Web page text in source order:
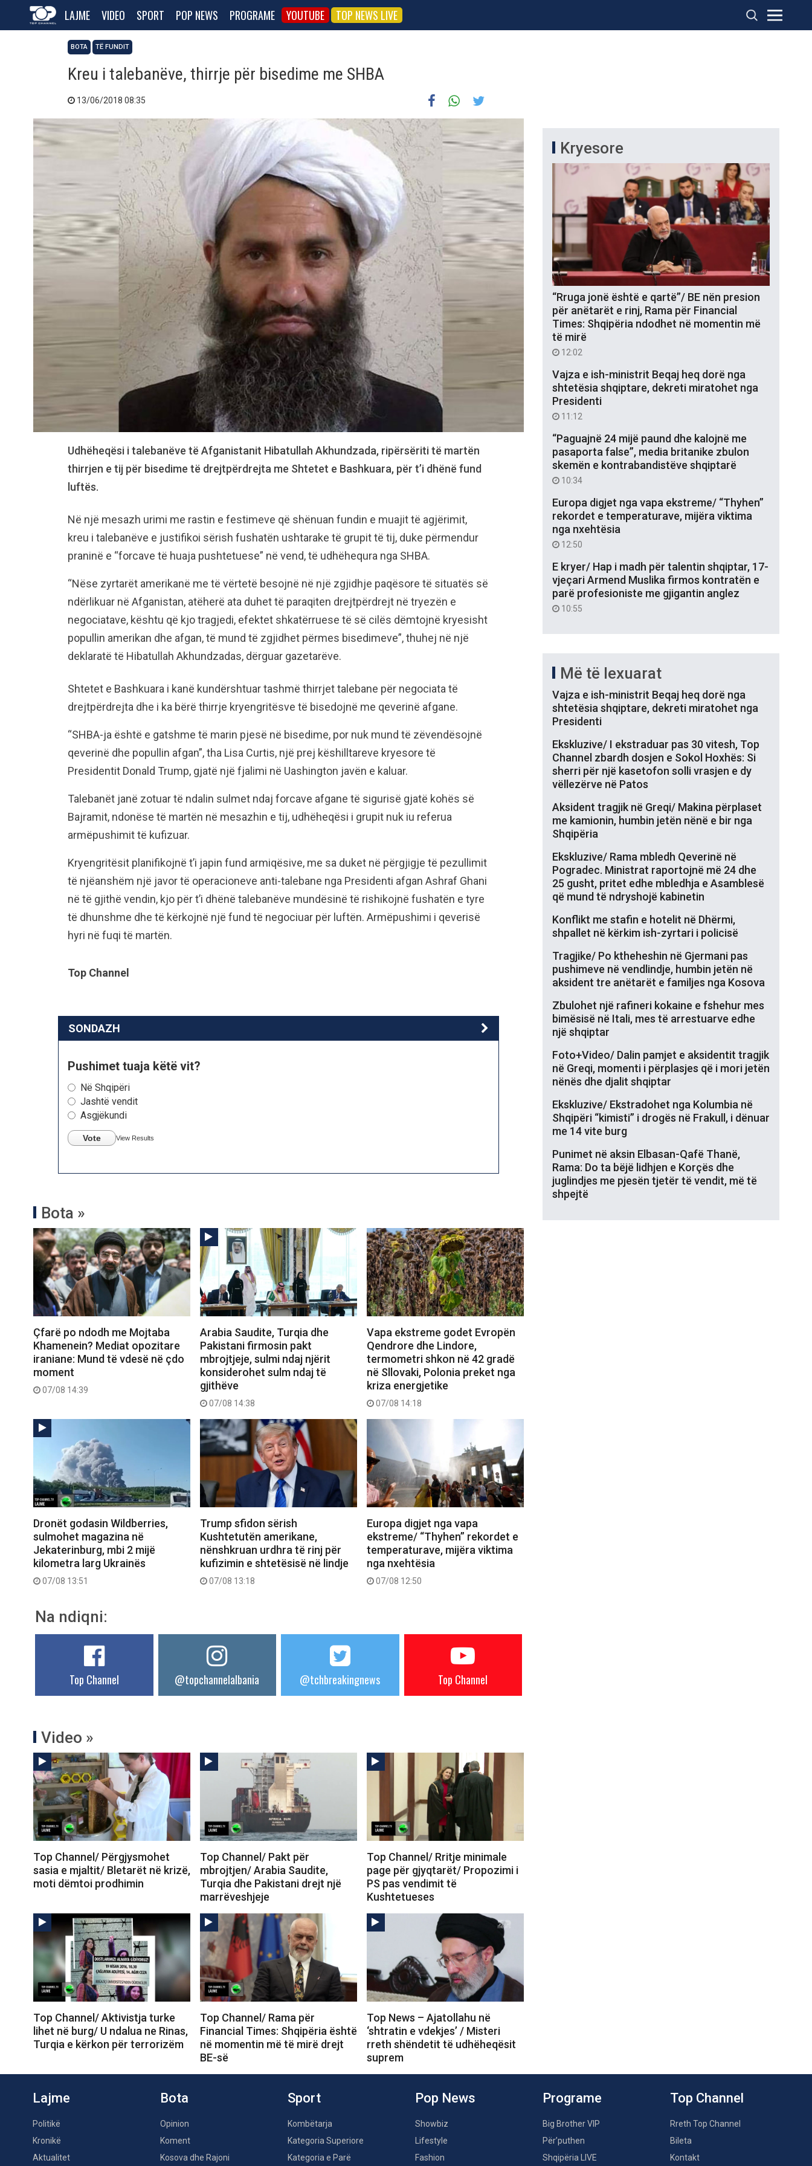
LAJME VIDEO SPORT POP NEWS PROGRAME YOUTUBE TOP NEWS LIVE
BOTA TË FUNDIT
Kreu i talebanëve, thirrje për bisedime me SHBA
13/06/2018 08:35
Udhëheqësi i talebanëve të Afganistanit Hibatullah Akhundzada, ripërsëriti të martën
thirrjen e tij për bisedime të drejtpërdrejta me Shtetet e Bashkuara, për t’i dhënë fund
luftës.
Në një mesazh urimi me rastin e festimeve që shënuan fundin e muajit të agjërimit,
kreu i talebanëve e justifikoi sërish fushatën ushtarake të grupit të tij, duke përmendur
praninë e “forcave të huaja pushtetuese” në vend, të udhëhequra nga SHBA.
“Nëse zyrtarët amerikanë me të vërtetë besojnë në një zgjidhje paqësore të situatës së
ndërlikuar në Afganistan, atëherë ata duhet të paraqiten drejtpërdrejt në tryezën e
negociatave, kështu që kjo tragjedi, efektet shkatërruese të së cilës dëmtojnë kryesisht
popullin amerikan dhe afgan, të mund të zgjidhet përmes bisedimeve”, thuhej në një
deklaratë të Hibatullah Akhundzadas, dërguar gazetarëve.
Shtetet e Bashkuara i kanë kundërshtuar tashmë thirrjet talebane për negociata të
drejtpërdrejta dhe i ka bërë thirrje kryengritësve të bisedojnë me qeverinë afgane.
“SHBA-ja është e gatshme të marin pjesë në bisedime, por nuk mund të zëvendësojnë
qeverinë dhe popullin afgan”, tha Lisa Curtis, një prej këshilltareve kryesore të
Presidentit Donald Trump, gjatë një fjalimi në Uashington javën e kaluar.
Talebanët janë zotuar të ndalin sulmet ndaj forcave afgane të sigurisë gjatë kohës së
Bajramit, ndonëse të martën në mesazhin e tij, udhëheqësi i grupit nuk iu referua
armëpushimit të kufizuar.
Kryengritësit planifikojnë t’i japin fund armiqësive, me sa duket në përgjigje të pezullimit
të njëanshëm një javor të operacioneve anti-talebane nga Presidenti afgan Ashraf Ghani
në të gjithë vendin, kjo për t’i dhënë talebanëve mundësinë të rishikojnë fushatën e tyre
të dhunshme dhe të kërkojnë një fund të negociuar për luftën. Armëpushimi i qeverisë
hyri në fuqi të martën.
Top Channel
SONDAZH
Pushimet tuaja këtë vit?
Në Shqipëri
Jashtë vendit
Asgjëkundi
Vote View Results
Bota »
Çfarë po ndodh me Mojtaba
Khamenein? Mediat opozitare
iraniane: Mund të vdesë në çdo
moment
07/08 14:39
Arabia Saudite, Turqia dhe
Pakistani firmosin pakt
mbrojtjeje, sulmi ndaj njërit
konsiderohet sulm ndaj të
gjithëve
07/08 14:38
Vapa ekstreme godet Evropën
Qendrore dhe Lindore,
termometri shkon në 42 gradë
në Sllovaki, Polonia preket nga
kriza energjetike
07/08 14:18
Dronët godasin Wildberries,
sulmohet magazina në
Jekaterinburg, mbi 2 mijë
kilometra larg Ukrainës
07/08 13:51
Trump sfidon sërish
Kushtetutën amerikane,
nënshkruan urdhra të rinj për
kufizimin e shtetësisë në lindje
07/08 13:18
Europa digjet nga vapa
ekstreme/ “Thyhen” rekordet e
temperaturave, mijëra viktima
nga nxehtësia
07/08 12:50
Na ndiqni:
Top Channel @topchannelalbania @tchbreakingnews Top Channel
Video »
Top Channel/ Përgjysmohet
sasia e mjaltit/ Bletarët në krizë,
moti dëmtoi prodhimin
Top Channel/ Pakt për
mbrojtjen/ Arabia Saudite,
Turqia dhe Pakistani drejt një
marrëveshjeje
Top Channel/ Rritje minimale
page për gjyqtarët/ Propozimi i
PS pas vendimit të
Kushtetueses
Top Channel/ Aktivistja turke
lihet në burg/ U ndalua ne Rinas,
Turqia e kërkon për terrorizëm
Top Channel/ Rama për
Financial Times: Shqipëria është
në momentin më të mirë drejt
BE-së
Top News – Ajatollahu në
‘shtratin e vdekjes’ / Misteri
rreth shëndetit të udhëheqësit
suprem
Kryesore
“Rruga jonë është e qartë”/ BE nën presion
për anëtarët e rinj, Rama për Financial
Times: Shqipëria ndodhet në momentin më
të mirë
12:02
Vajza e ish-ministrit Beqaj heq dorë nga
shtetësia shqiptare, dekreti miratohet nga
Presidenti
11:12
“Paguajnë 24 mijë paund dhe kalojnë me
pasaporta false”, media britanike zbulon
skemën e kontrabandistëve shqiptarë
10:34
Europa digjet nga vapa ekstreme/ “Thyhen”
rekordet e temperaturave, mijëra viktima
nga nxehtësia
12:50
E kryer/ Hap i madh për talentin shqiptar, 17-
vjeçari Armend Muslika firmos kontratën e
parë profesioniste me gjigantin anglez
10:55
Më të lexuarat
Vajza e ish-ministrit Beqaj heq dorë nga
shtetësia shqiptare, dekreti miratohet nga
Presidenti
Ekskluzive/ I ekstraduar pas 30 vitesh, Top
Channel zbardh dosjen e Sokol Hoxhës: Si
sherri për një kasetofon solli vrasjen e dy
vëllezërve në Patos
Aksident tragjik në Greqi/ Makina përplaset
me kamionin, humbin jetën nënë e bir nga
Shqipëria
Ekskluzive/ Rama mbledh Qeverinë në
Pogradec. Ministrat raportojnë më 24 dhe
25 gusht, pritet edhe mbledhja e Asamblesë
që mund të ndryshojë kabinetin
Konflikt me stafin e hotelit në Dhërmi,
shpallet në kërkim ish-zyrtari i policisë
Tragjike/ Po ktheheshin në Gjermani pas
pushimeve në vendlindje, humbin jetën në
aksident tre anëtarët e familjes nga Kosova
Zbulohet një rafineri kokaine e fshehur mes
bimësisë në Itali, mes të arrestuarve edhe
një shqiptar
Foto+Video/ Dalin pamjet e aksidentit tragjik
në Greqi, momenti i përplasjes që i mori jetën
nënës dhe djalit shqiptar
Ekskluzive/ Ekstradohet nga Kolumbia në
Shqipëri “kimisti” i drogës në Frakull, i dënuar
me 14 vite burg
Punimet në aksin Elbasan-Qafë Thanë,
Rama: Do ta bëjë lidhjen e Korçës dhe
juglindjes me pjesën tjetër të vendit, më të
shpejtë
Lajme
Politikë
Kronikë
Aktualitet
Bota
Opinion
Koment
Kosova dhe Rajoni
Sport
Kombëtarja
Kategoria Superiore
Kategoria e Parë
Pop News
Showbiz
Lifestyle
Fashion
Programe
Big Brother VIP
Për’puthen
Shqipëria LIVE
Top Channel
Rreth Top Channel
Bileta
Kontakt